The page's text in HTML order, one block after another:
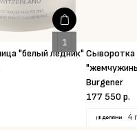
"белый ледник"Сыворотка
Burgener
177 550 р.
4